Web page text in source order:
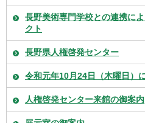
長野美術専門学校との連携に
クト
長野県人権啓発センター
令和元年10月24日（木曜日）
人権啓発センター来館の御案内